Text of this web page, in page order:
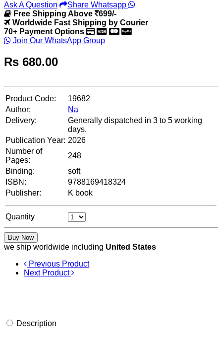
Ask A Question
Share Whatsapp
Free Shipping Above
699/-
Worldwide Fast Shipping by Courier
70+ Payment Options
Join Our WhatsApp Group
Rs 680.00
Product Code:
19682
Author:
Na
Delivery:
Generally dispatched in 3 to 5 working
days.
Publication Year: 2026
Number of
Pages:
248
Binding:
soft
ISBN:
9788169418324
Publisher:
K book
Quantity
Buy Now
we ship worldwide including United States
Previous Product
Next Product
Description